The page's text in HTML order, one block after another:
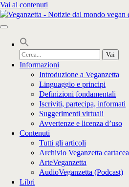
Vai ai contenuti
Cerca
per:
Informazioni
Introduzione a Veganzetta
Linguaggio e principi
Definizioni fondamentali
Iscriviti, partecipa, informati
Suggerimenti virtuali
Avvertenze e licenza d’uso
Contenuti
Tutti gli articoli
Archivio Veganzetta cartacea
ArteVeganzetta
AudioVeganzetta (Podcast)
Libri